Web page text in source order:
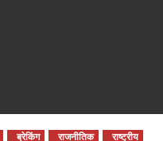
ब्रेकिंग राजनीतिक राष्ट्रीय